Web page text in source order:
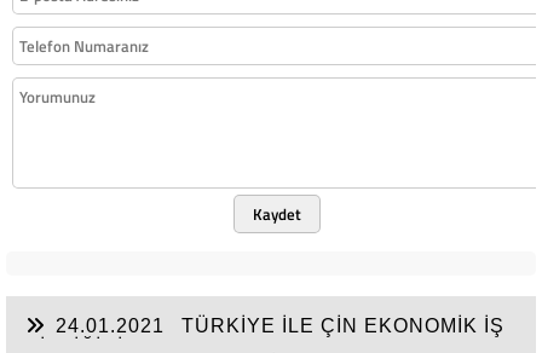
Kaydet
24.01.2021
TÜRKİYE İLE ÇİN EKONOMİK İŞ